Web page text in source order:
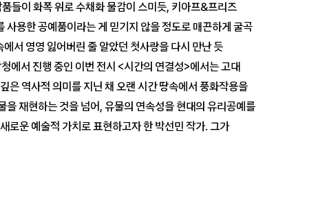
들이 화폭 위로 수채화 물감이 스미듯, 키아프&프리즈
사용한 공예품이라는 게 믿기지 않을 정도로 매끈하게 굴곡
서 영영 잃어버린 줄 알았던 첫사랑을 다시 만난 듯
에서 진행 중인 이번 전시 <시간의 연결성>에서는 고대
은 역사적 의미를 지닌 채 오랜 시간 땅속에서 풍화작용을
을 재현하는 것을 넘어, 유물의 연속성을 현대의 유리공예를
로운 예술적 가치로 표현하고자 한 박선민 작가. 그가